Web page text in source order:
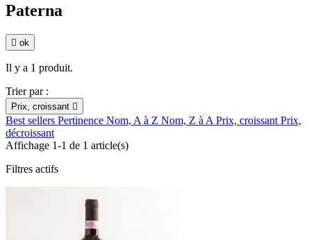
Paterna
 ok
Il y a 1 produit.
Trier par :
Prix, croissant 
Best sellers Pertinence Nom, A à Z Nom, Z à A Prix, croissant Prix,
décroissant
Affichage 1-1 de 1 article(s)
Filtres actifs